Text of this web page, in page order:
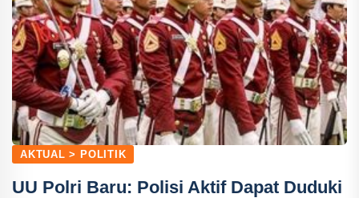
AKTUAL > POLITIK
UU Polri Baru: Polisi Aktif Dapat Duduki